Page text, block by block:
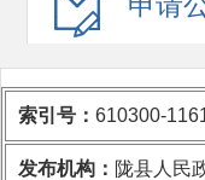
索引号： 610300-
发布机构： 陇县人民